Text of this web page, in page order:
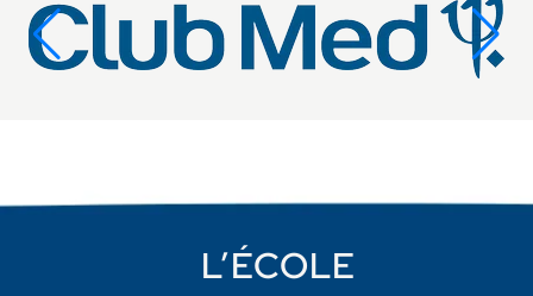
L’ÉCOLE